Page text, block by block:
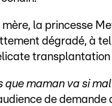
mère, la princesse
dégradé, à
transplantation
que maman va si
de